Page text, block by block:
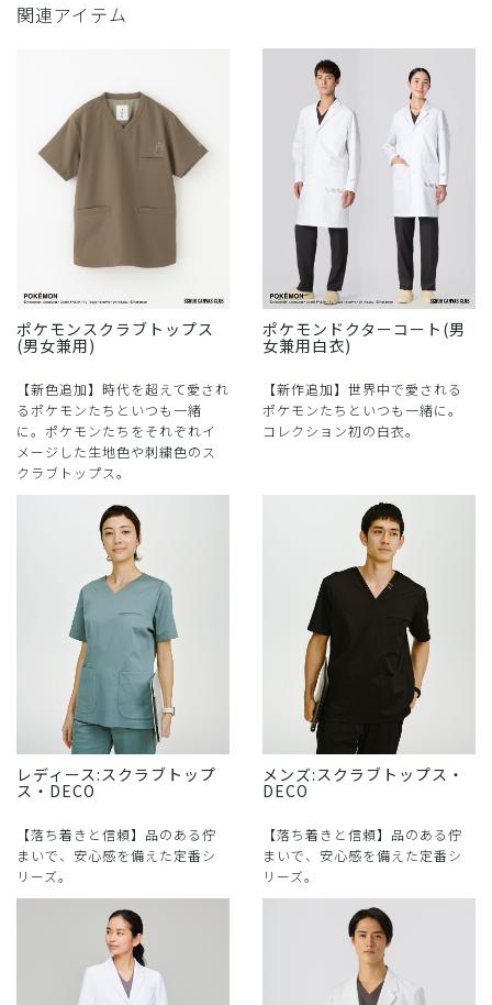
関連アイテム
ポケモンスクラブトップス
(男女兼用)
【新色追加】時代を超えて愛され
るポケモンたちといつも一緒
に。ポケモンたちをそれぞれイ
メージした生地色や刺繍色のス
クラブトップス。
ポケモンドクターコート(男
女兼用白衣)
【新作追加】世界中で愛される
ポケモンたちといつも一緒に。
コレクション初の白衣。
レディース:スクラブトップ
ス・DECO
【落ち着きと信頼】品のある佇
まいで、安心感を備えた定番シ
リーズ。
メンズ:スクラブトップス・
DECO
【落ち着きと信頼】品のある佇
まいで、安心感を備えた定番シ
リーズ。